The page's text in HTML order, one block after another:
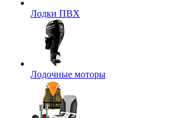
Лодки ПВХ
Лодочные моторы